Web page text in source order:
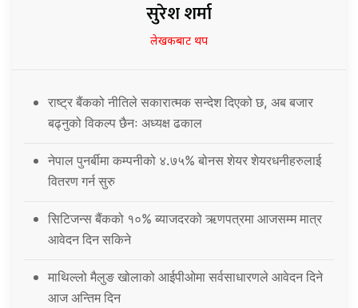
सुरेश शर्मा
लेखकबाट थप
राष्ट्र बैंकको नीतिले सकारात्मक सन्देश दिएको छ, अब बजार
बढ्नुको विकल्प छैनः अध्यक्ष ढकाल
नेपाल पुनर्बीमा कम्पनीको ४.७५% बोनस शेयर शेयरधनीहरुलाई
वितरण गर्न सुरु
सिटिजन्स बैंकको १०% ब्याजदरको ऋणपत्रमा आजसम्म मात्र
आवेदन दिन सकिने
माथिल्लो मैलुङ खोलाको आईपीओमा सर्वसाधारणले आवेदन दिने
आज अन्तिम दिन